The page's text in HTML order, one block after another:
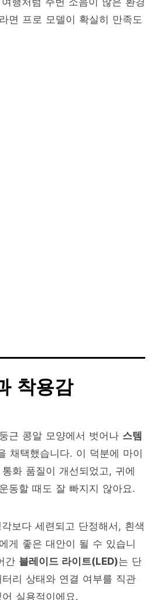
면 프로 모델이 확실히 만족도
착용감
근 콩알 모양에서 벗어나 스템
채택했습니다. 이 덕분에 마이
화 품질이 개선되었고, 귀에
동할 때도 잘 빠지지 않아요.
보다 세련되고 단정해서, 흰색
게 좋은 대안이 될 수 있습니
간 블레이드 라이트(LED)는 단
리 상태와 연결 여부를 직관
실용적이에요.